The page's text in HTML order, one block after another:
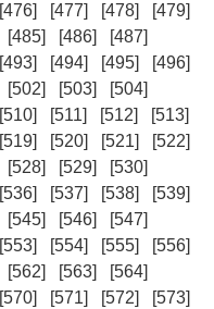
[476] [477] [478]
[479]
[485] [486]
[487]
[493] [494] [495]
[496]
[502] [503]
[504]
[510] [511] [512]
[513]
[519] [520] [521]
[522]
[528] [529]
[530]
[536] [537] [538]
[539]
[545] [546]
[547]
[553] [554] [555]
[556]
[562] [563]
[564]
[570] [571] [572]
[573]